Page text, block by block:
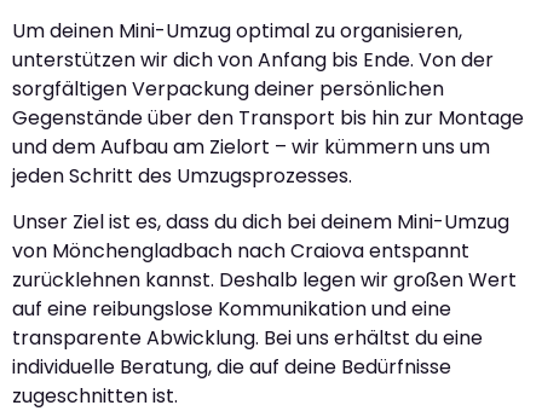
Um deinen Mini-Umzug optimal zu organisieren,
unterstützen wir dich von Anfang bis Ende. Von der
sorgfältigen Verpackung deiner persönlichen
Gegenstände über den Transport bis hin zur Montage
und dem Aufbau am Zielort – wir kümmern uns um
jeden Schritt des Umzugsprozesses.
Unser Ziel ist es, dass du dich bei deinem Mini-Umzug
von Mönchengladbach nach Craiova entspannt
zurücklehnen kannst. Deshalb legen wir großen Wert
auf eine reibungslose Kommunikation und eine
transparente Abwicklung. Bei uns erhältst du eine
individuelle Beratung, die auf deine Bedürfnisse
zugeschnitten ist.